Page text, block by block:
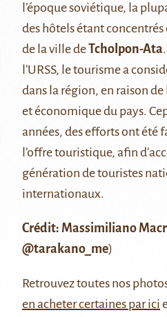
l’époque soviétique, la
des hôtels étant
de la ville deTcholpon-Ata
l’URSS, le tourisme a
dans la région, en raison
et économique du pays.
années, des efforts ont été
l’offre touristique, afin
génération de touristes
internationaux.
Crédit: Massimiliano
@tarakano_me)
Retrouveztoutes nos
en acheter certaines par ici